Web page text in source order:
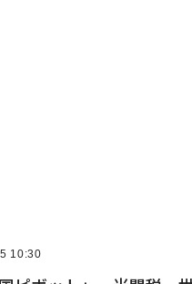
10:30